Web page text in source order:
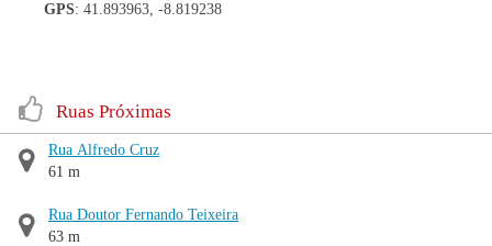
GPS: 41.893963, -8.819238
Ruas Próximas
Rua Alfredo Cruz
61 m
Rua Doutor Fernando Teixeira
63 m